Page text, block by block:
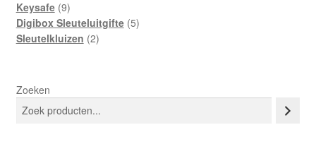
Keysafe 99
producten
Digibox Sleuteluitgifte 55
Sleutelkluizen 22
Zoeken